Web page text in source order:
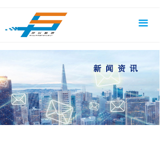
끀
关于我们
新闻资讯
成功案例
服务支持